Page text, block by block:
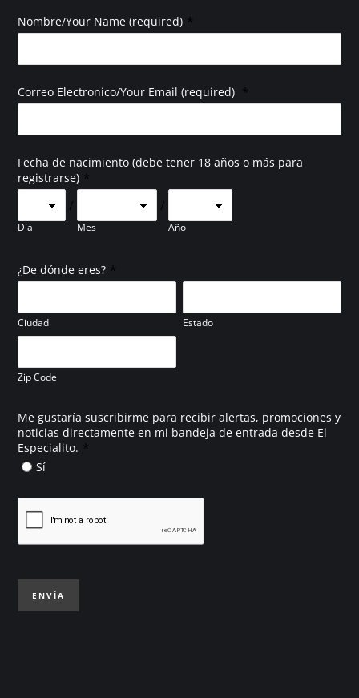
Nombre/Your Name (required) *
Correo Electronico/Your Email (required) *
Fecha de nacimiento (debe tener 18 años o más para
registrarse) *
Día
/
Mes
/
Año
¿De dónde eres? *
Ciudad Estado
Zip Code
Me gustaría suscribirme para recibir alertas, promociones y
noticias directamente en mi bandeja de entrada desde El
Especialito. *
Sí
ENVÍA